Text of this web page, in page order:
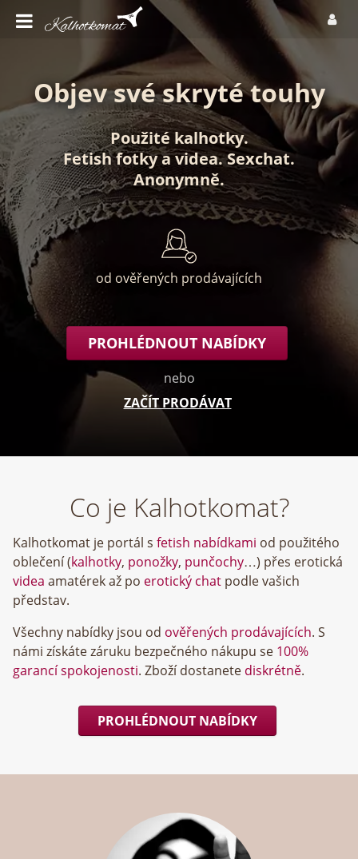
Objev své skryté touhy
Použité kalhotky.
Fetish fotkyavidea.Sexchat.
Anonymně.
od ověřených prodávajících
PROHLÉDNOUT NABÍDKY
nebo
ZAČÍT PRODÁVAT
Co je Kalhotkomat?
Kalhotkomat je portál s fetish nabídkami od použitého
oblečení (kalhotky, ponožky, punčochy…) přes erotická
videa amatérek až po erotický chat podle vašich
představ.
Všechny nabídky jsou od ověřených prodávajících. S
námi získáte záruku bezpečného nákupu se 100%
garancí spokojenosti. Zboží dostanete diskrétně.
PROHLÉDNOUT NABÍDKY